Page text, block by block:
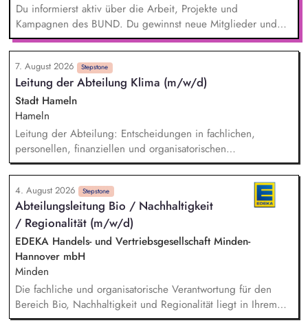
Du informierst aktiv über die Arbeit, Projekte und
Kampagnen des BUND. Du gewinnst neue Mitglieder und
stärkst damit langfristig den Umwelt- und Naturschutz. Du
beantwortest Fragen zu Umwelt-, Arten- und Klimaschutz nach
bestem Wissen und Gewissen. Du unterstützt Kampagnen
und Aktionen, beispielsweise durch das Sammeln von
Unterschriften für Petitionen.
7. August 2026 Stepstone
Leitung der Abteilung Klima (m/w/d)
Stadt Hameln
Hameln
Leitung der Abteilung: Entscheidungen in fachlichen,
personellen, finanziellen und organisatorischen
Angelegenheiten, Koordination der Arbeit und des
Ressourceneinsatzes sowie der Arbeitsverfahren und -mittel,
konzeptioneller Aufbau der neuen Abteilung, Etablierung
und Positionierung des Themas Klima innerhalb der
Verwaltungsorganisation, fachbereichsübergreifende
Steuerung und Koordination der Themen Klimaschutz,
Klimaanpassung, kommunale Wärmeplanung und
Energiemanagement.
4. August 2026 Stepstone
Abteilungsleitung Bio / Nachhaltigkeit
/ Regionalität (m/w/d)
EDEKA Handels- und Vertriebsgesellschaft Minden-
Hannover mbH
Minden
Die fachliche und organisatorische Verantwortung für den
Bereich Bio, Nachhaltigkeit und Regionalität liegt in Ihrem
Aufgabenbereich. Neue Ideen bringen Sie aktiv ein,